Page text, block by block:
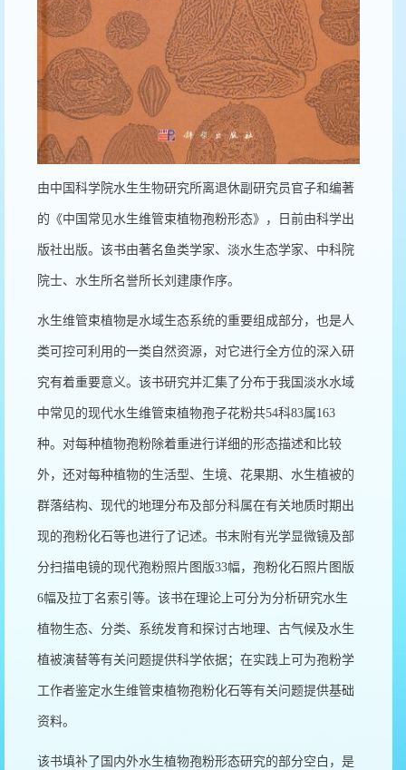
由中国科学院水生生物研究所离退休副研究员官子和编著
的《中国常见水生维管束植物孢粉形态》，日前由科学出
版社出版。该书由著名鱼类学家、淡水生态学家、中科院
院士、水生所名誉所长刘建康作序。
水生维管束植物是水域生态系统的重要组成部分，也是人
类可控可利用的一类自然资源，对它进行全方位的深入研
究有着重要意义。该书研究并汇集了分布于我国淡水水域
中常见的现代水生维管束植物孢子花粉共54科83属163
种。对每种植物孢粉除着重进行详细的形态描述和比较
外，还对每种植物的生活型、生境、花果期、水生植被的
群落结构、现代的地理分布及部分科属在有关地质时期出
现的孢粉化石等也进行了记述。书末附有光学显微镜及部
分扫描电镜的现代孢粉照片图版33幅，孢粉化石照片图版
6幅及拉丁名索引等。该书在理论上可分为分析研究水生
植物生态、分类、系统发育和探讨古地理、古气候及水生
植被演替等有关问题提供科学依据；在实践上可为孢粉学
工作者鉴定水生维管束植物孢粉化石等有关问题提供基础
资料。
该书填补了国内外水生植物孢粉形态研究的部分空白，是